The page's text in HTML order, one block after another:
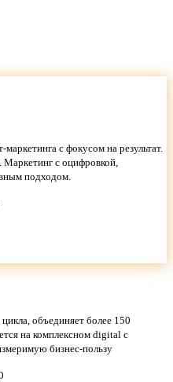
с фокусом на результат.
с оцифровкой,
подходом.
объединяет более 150
на комплексном digital с
бизнес-пользу